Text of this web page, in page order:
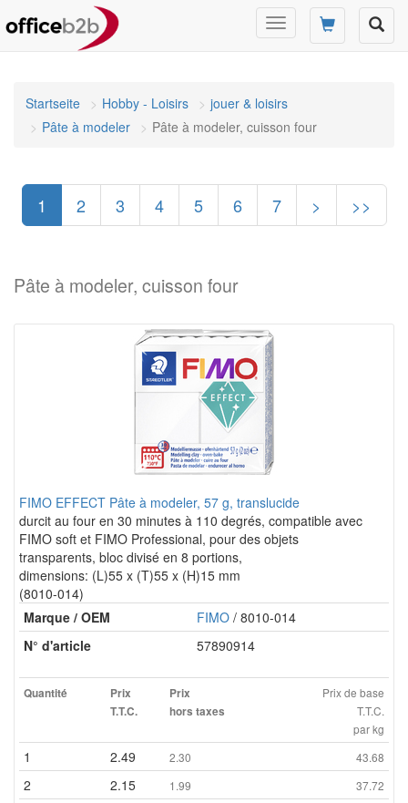
Changer
mode
Startseite
Hobby - Loisirs
jouer & loisirs
Pâte à modeler
Pâte à modeler, cuisson four
1 2 3 4 5 6 7 > >>
Pâte à modeler, cuisson four
FIMO EFFECT Pâte à modeler, 57 g, translucide
durcit au four en 30 minutes à 110 degrés, compatible avec
FIMO soft et FIMO Professional, pour des objets
transparents, bloc divisé en 8 portions,
dimensions: (L)55 x (T)55 x (H)15 mm
(8010-014)
Marque / OEM
FIMO / 8010-014
N° d'article
57890914
Quantité
Prix
T.T.C.
Prix
hors taxes
Prix de base
T.T.C.
par kg
1 2.49 2.30 43.68
2 2.15 1.99 37.72